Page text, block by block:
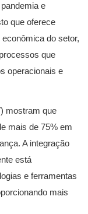
e
que oferece
do setor,
que
operacionais e
mostram que
mais de 75% em
A integração
está
e ferramentas
mais